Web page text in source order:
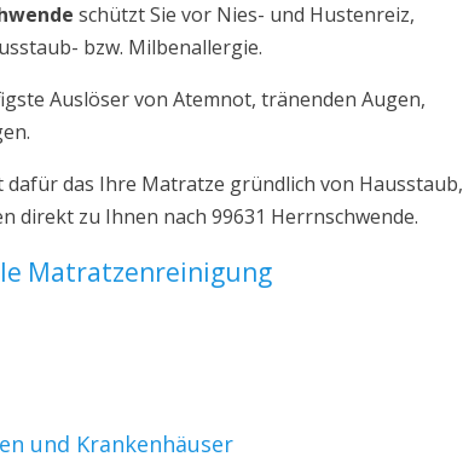
schützt Sie vor Nies- und Hustenreiz,
bzw. Milbenallergie.
Auslöser von Atemnot, tränenden Augen,
das Ihre Matratze gründlich von Hausstaub,
zu Ihnen nach 99631 Herrnschwende.
Matratzenreinigung
und Krankenhäuser